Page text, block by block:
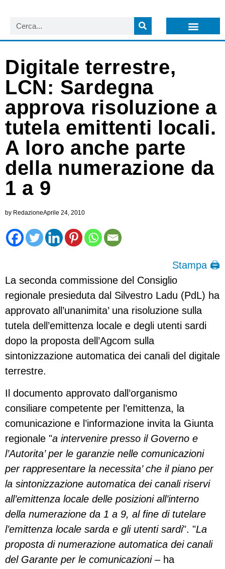
Digitale terrestre,
LCN: Sardegna
approva risoluzione a
tutela emittenti locali.
A loro anche parte
della numerazione da
1 a 9
by RedazioneAprile 24, 2010
Stampa 🖨
La seconda commissione del Consiglio
regionale presieduta dal Silvestro Ladu (PdL) ha
approvato all’unanimita’ una risoluzione sulla
tutela dell’emittenza locale e degli utenti sardi
dopo la proposta dell’Agcom sulla
sintonizzazione automatica dei canali del digitale
terrestre.
Il documento approvato dall’organismo
consiliare competente per l’emittenza, la
comunicazione e l’informazione invita la Giunta
regionale "a intervenire presso il Governo e
l’Autorita’ per le garanzie nelle comunicazioni
per rappresentare la necessita’ che il piano per
la sintonizzazione automatica dei canali riservi
all’emittenza locale delle posizioni all’interno
della numerazione da 1 a 9, al fine di tutelare
l’emittenza locale sarda e gli utenti sardi". "La
proposta di numerazione automatica dei canali
del Garante per le comunicazioni –ha